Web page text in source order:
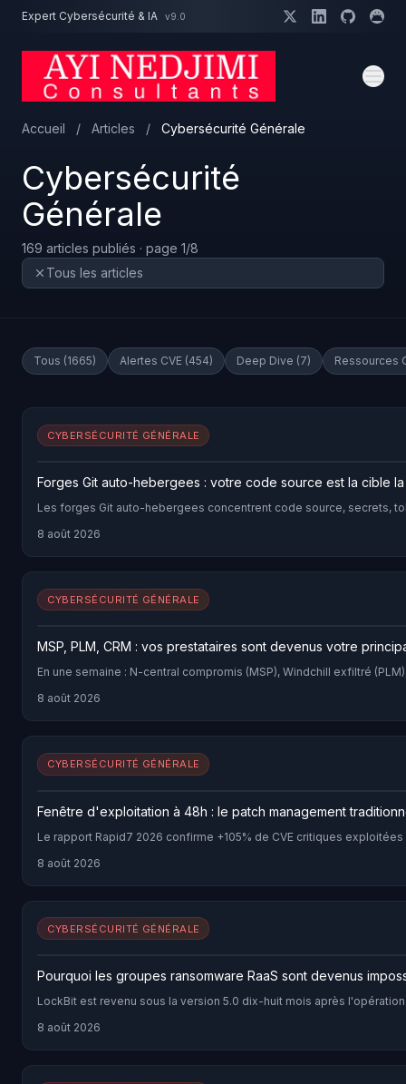
Aller au contenu principal
Expert Cybersécurité & IA v9.0
Accueil / Articles / Cybersécurité Générale
Cybersécurité
Générale
169 articles publiés · page 1/8
Tous les articles
Tous (1665) Alertes CVE (454) Deep Dive (7) Ressources
CYBERSÉCURITÉ GÉNÉRALE
Forges Git auto-hebergees : votre code source est la cible
Les forges Git auto-hebergees concentrent code source, secrets,
8 août 2026
CYBERSÉCURITÉ GÉNÉRALE
MSP, PLM, CRM : vos prestataires sont devenus votre
En une semaine : N-central compromis (MSP), Windchill exfiltré
8 août 2026
CYBERSÉCURITÉ GÉNÉRALE
Fenêtre d'exploitation à 48h : le patch management
Le rapport Rapid7 2026 confirme +105% de CVE critiques
8 août 2026
CYBERSÉCURITÉ GÉNÉRALE
Pourquoi les groupes ransomware RaaS sont devenus
LockBit est revenu sous la version 5.0 dix-huit mois après
8 août 2026
Un projet cybersécurité ?